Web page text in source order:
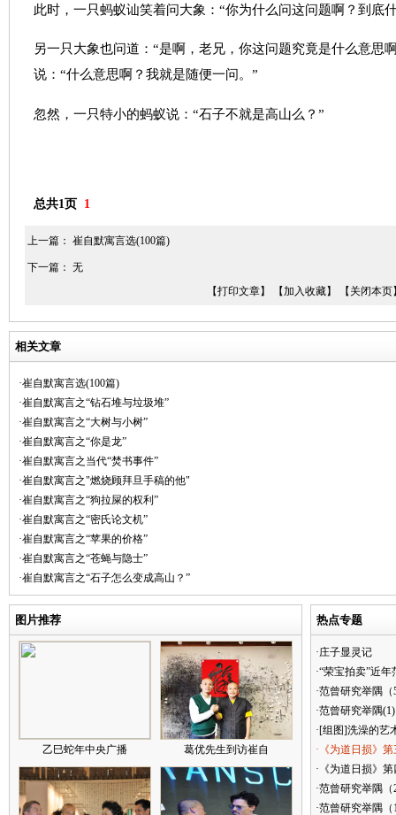
此时，一只蚂蚁讪笑着问大象：“你为什么问这问题啊？到底
另一只大象也问道：“是啊，老兄，你这问题究竟是什么意思
说：“什么意思啊？我就是随便一问。”
忽然，一只特小的蚂蚁说：“石子不就是高山么？”
总共1页 1
上一篇： 崔自默寓言选(100篇)
下一篇： 无
【打印文章】
【加入收藏】 【关闭本页
相关文章
·崔自默寓言选(100篇)
·崔自默寓言之“钻石堆与垃圾堆”
·崔自默寓言之“大树与小树”
·崔自默寓言之“你是龙”
·崔自默寓言之当代“焚书事件”
·崔自默寓言之"燃烧顾拜旦手稿的他"
·崔自默寓言之“狗拉屎的权利”
·崔自默寓言之“密氏论文机”
·崔自默寓言之“苹果的价格”
·崔自默寓言之“苍蝇与隐士”
·崔自默寓言之“石子怎么变成高山？”
图片推荐
乙巳蛇年中央广播 葛优先生到访崔自
热点专题
·庄子显灵记
·“荣宝拍卖”近
·范曾研究举隅（
·范曾研究举隅(1)
·[组图]洗澡的艺
·《为道日损》
·《为道日损》
·范曾研究举隅（
·范曾研究举隅（